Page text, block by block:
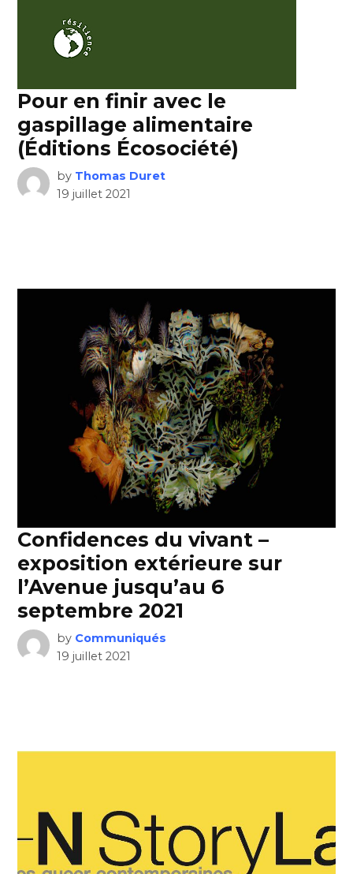
Pour en finir avec le
gaspillage alimentaire
(Éditions Écosociété)
by Thomas Duret
19 juillet 2021
Confidences du vivant –
exposition extérieure sur
l’Avenue jusqu’au 6
septembre 2021
by Communiqués
19 juillet 2021